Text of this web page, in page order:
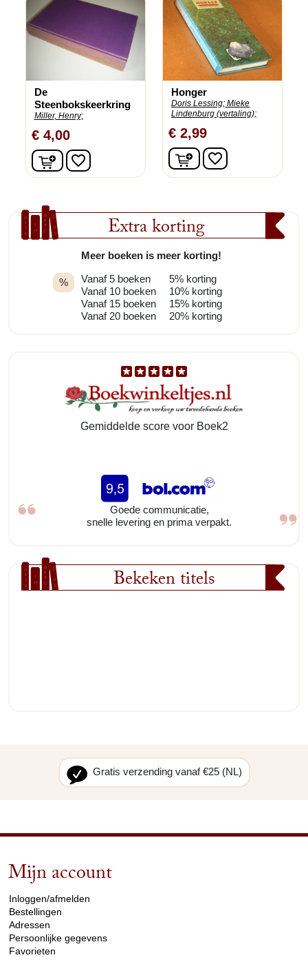
Extra korting
%
Meer boeken is meer korting!
Vanaf 5 boeken
Vanaf 10 boeken
Vanaf 15 boeken
Vanaf 20 boeken
5% korting
10% korting
15% korting
20% korting
Gemiddelde score voor Boek2
Goede communicatie,
snelle levering en prima verpakt.
Bekeken titels
De
Steenbokskeerkring
Miller, Henry;
€ 4,00
In winkelwagen
favorite_border
Honger
Doris Lessing; Mieke
Lindenburg (vertaling);
€ 2,99
In winkelwagen
favorite_border
Gratis verzending vanaf €25 (NL)
Mijn account
Inloggen/afmelden
Bestellingen
Adressen
Persoonlijke gegevens
Favorieten